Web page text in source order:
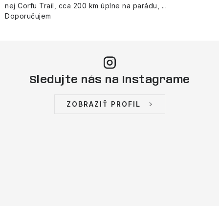
nej Corfu Trail, cca 200 km úplne na parádu, ...
Doporučujem
Sledujte nás na Instagrame
ZOBRAZIŤ PROFIL